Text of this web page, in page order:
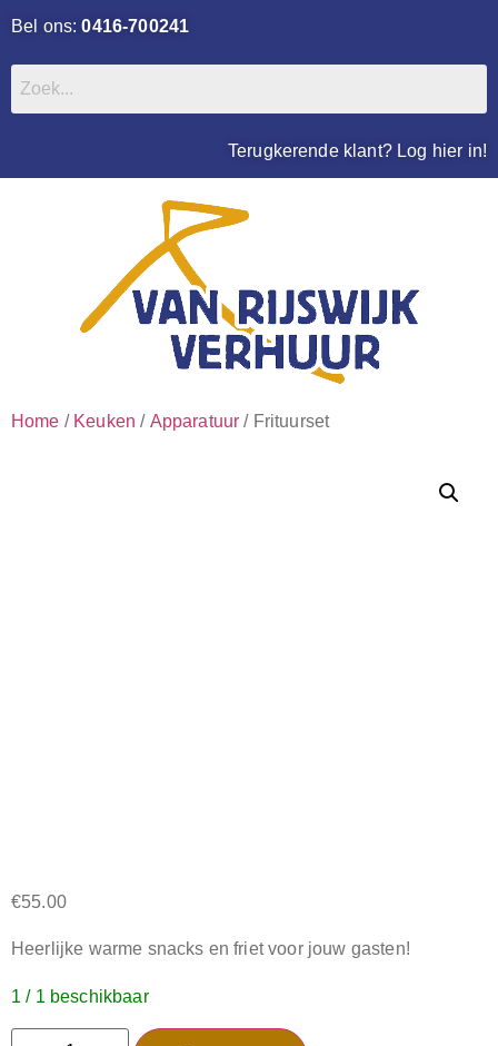
Bel ons:0416-700241
Terugkerende klant? Log hier in!
Home / Keuken / Apparatuur / Frituurset
€55.00
Heerlijke warme snacks en friet voor jouw gasten!
1 / 1 beschikbaar